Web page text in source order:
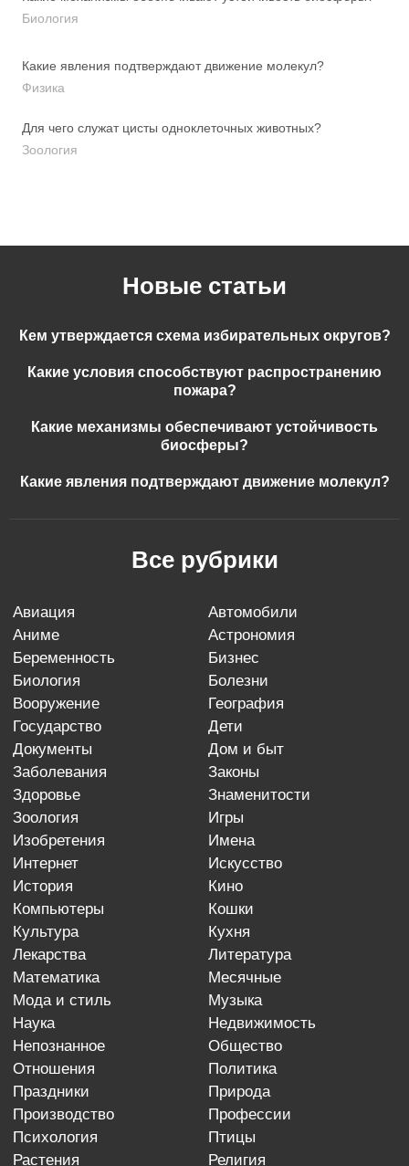
Биология
Какие явления подтверждают движение молекул?
Физика
Для чего служат цисты одноклеточных животных?
Зоология
Новые статьи
Кем утверждается схема избирательных округов?
Какие условия способствуют распространению
пожара?
Какие механизмы обеспечивают устойчивость
биосферы?
Какие явления подтверждают движение молекул?
Все рубрики
авиация
автомобили
аниме
астрономия
беременность
бизнес
биология
болезни
вооружение
география
государство
дети
документы
дом и быт
заболевания
законы
здоровье
знаменитости
зоология
игры
изобретения
имена
интернет
искусство
история
кино
компьютеры
кошки
культура
кухня
лекарства
литература
математика
месячные
мода и стиль
музыка
наука
недвижимость
непознанное
общество
отношения
политика
праздники
природа
производство
профессии
психология
птицы
растения
религия